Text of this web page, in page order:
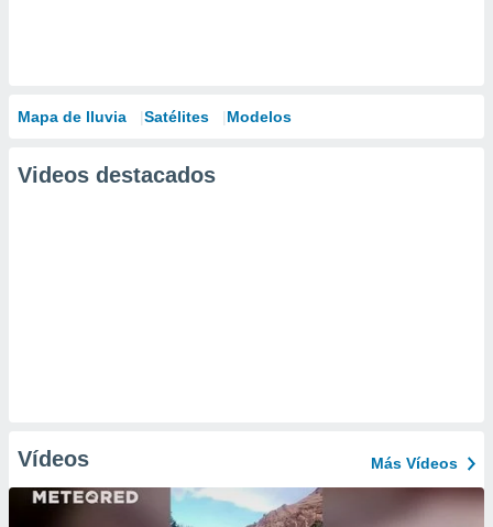
Mapa de lluvia Satélites Modelos
Videos destacados
Vídeos Más Vídeos